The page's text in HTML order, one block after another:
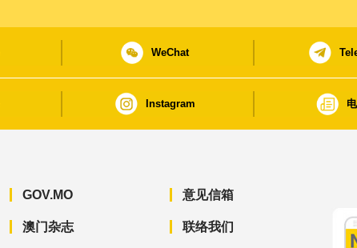
WeChat
Instagram
GOV.MO
澳门杂志
意见信箱
联络我们